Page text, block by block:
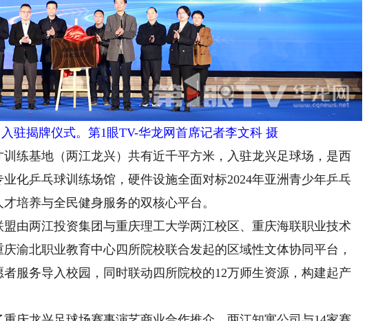
驻揭牌仪式。第1眼TV-华龙网首席记者李文科 摄
基地（两江龙兴）共有近千平方米，入驻龙兴足球场，是西
化乒乓球训练场馆，硬件设施全面对标2024年亚洲青少年乒乓
培养与全民健身服务的双核心平台。
两江投资集团与重庆理工大学两江校区、重庆海联职业技术
渝北职业教育中心四所院校联合发起的区域性文体协同平台，
服务导入校园，同时联动四所院校的12万师生资源，构建起产